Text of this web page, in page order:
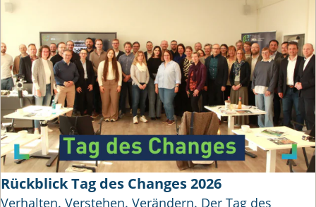
Rückblick Tag des Changes 2026
Verhalten. Verstehen. Verändern. Der Tag des